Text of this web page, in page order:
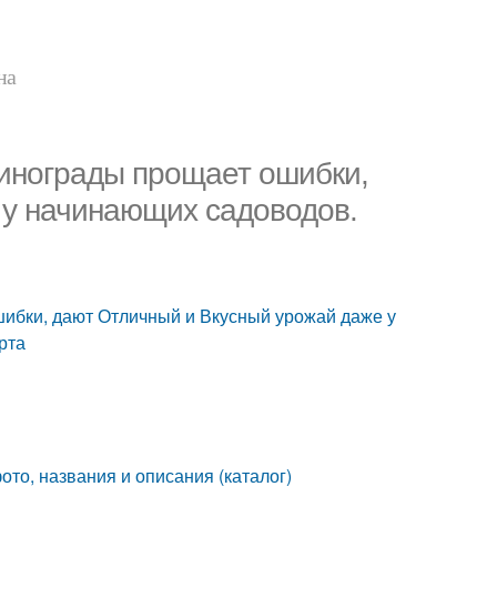
прощает ошибки,
начинающих садоводов.
дают Отличный и Вкусный урожай даже у
названия и описания (каталог)